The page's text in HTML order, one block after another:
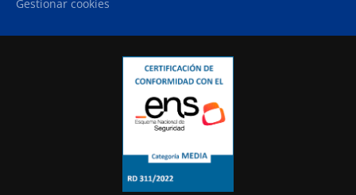
Gestionar cookies